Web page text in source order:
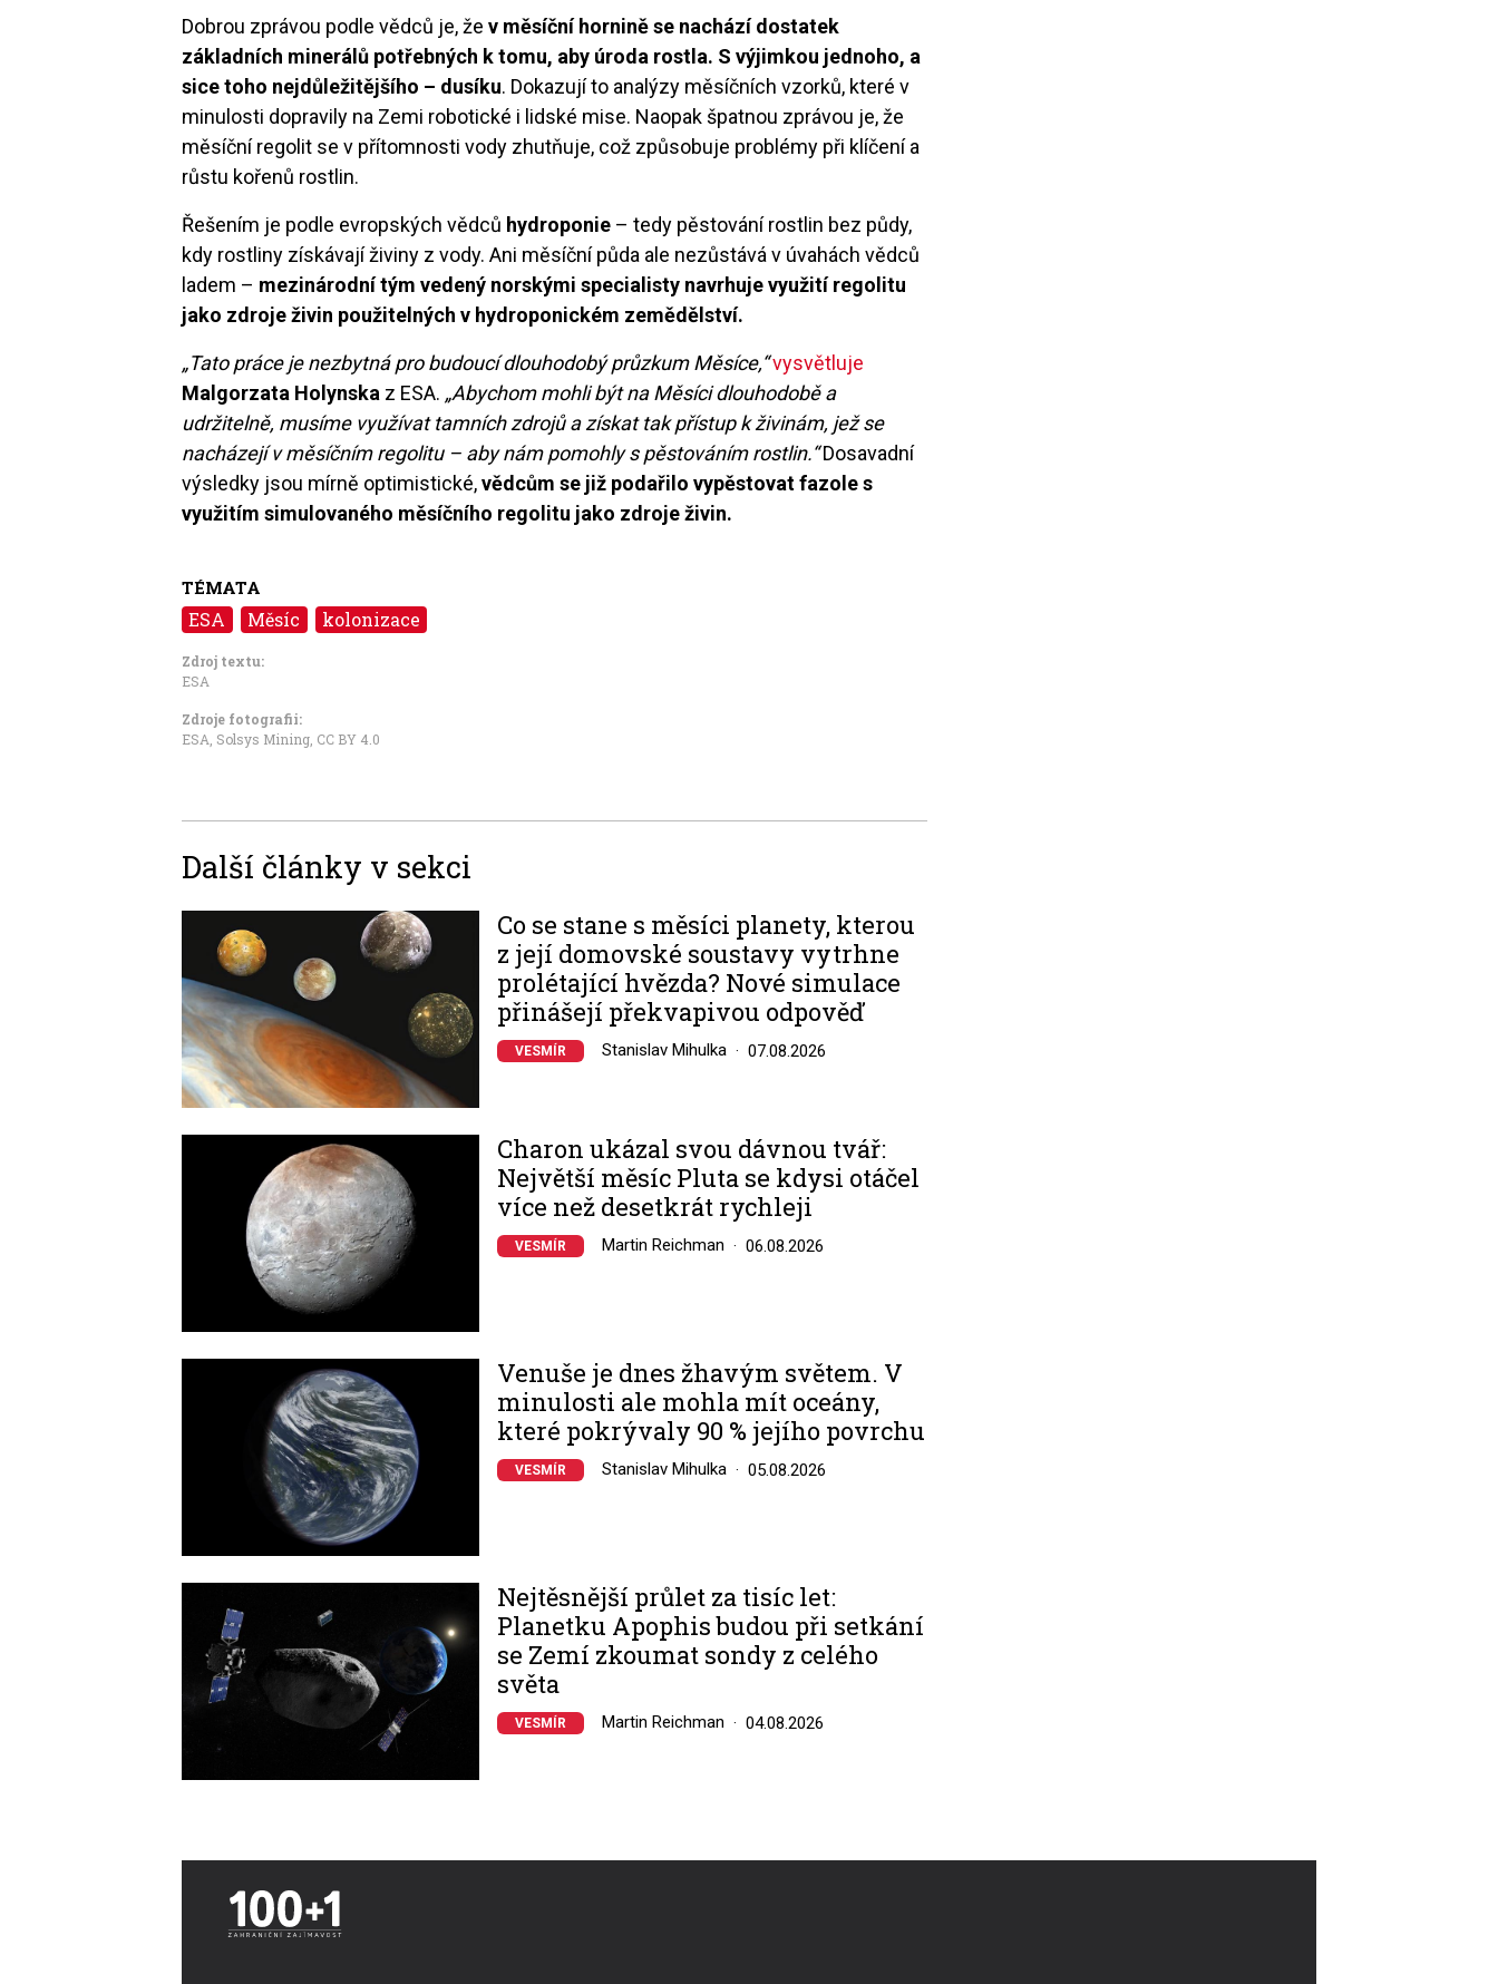
Dobrou zprávou podle vědců je, žev měsíční hornině se nachází dostatek
základních minerálů potřebných k tomu, aby úroda rostla. S výjimkou jednoho, a
sice toho nejdůležitějšího – dusíku. Dokazují to analýzy měsíčních vzorků, které v
minulosti dopravily na Zemi robotické i lidské mise. Naopak špatnou zprávou je, že
měsíční regolit se v přítomnosti vody zhutňuje, což způsobuje problémy při klíčení a
růstu kořenů rostlin.
Řešením je podle evropských vědců hydroponie – tedy pěstování rostlin bez půdy,
kdy rostliny získávají živiny z vody. Ani měsíční půda ale nezůstává v úvahách vědců
ladem – mezinárodní tým vedený norskými specialisty navrhuje využití regolitu
jako zdroje živin použitelných v hydroponickém zemědělství.
„Tato práce je nezbytná pro budoucí dlouhodobý průzkum Měsíce,“vysvětluje
Malgorzata Holynska z ESA. „Abychom mohli být na Měsíci dlouhodobě a
udržitelně, musíme využívat tamních zdrojů a získat tak přístup k živinám, jež se
nacházejí v měsíčním regolitu – aby nám pomohly s pěstováním rostlin.“Dosavadní
výsledky jsou mírně optimistické,vědcům se již podařilo vypěstovat fazole s
využitím simulovaného měsíčního regolitu jako zdroje živin.
TÉMATA
ESA Měsíc kolonizace
Zdroj textu:
ESA
Zdroje fotografii:
ESA, Solsys Mining CC BY 4.0
Další články v sekci
Co se stane s měsíci planety, kterou
z její domovské soustavy vytrhne
prolétající hvězda? Nové simulace
přinášejí překvapivou odpověď
VESMÍR Stanislav Mihulka 07.08.2026
Charon ukázal svou dávnou tvář:
Největší měsíc Pluta se kdysi otáčel
více než desetkrát rychleji
VESMÍR Martin Reichman 06.08.2026
Venuše je dnes žhavým světem. V
minulosti ale mohla mít oceány,
které pokrývaly 90 % jejího povrchu
VESMÍR Stanislav Mihulka 05.08.2026
Nejtěsnější průlet za tisíc let:
Planetku Apophis budou při setkání
se Zemí zkoumat sondy z celého
světa
VESMÍR Martin Reichman 04.08.2026